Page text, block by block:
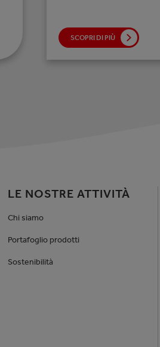
SCOPRI DI PIÙ
LE NOSTRE ATTIVITÀ
Chi siamo
Portafoglio prodotti
Sostenibilità